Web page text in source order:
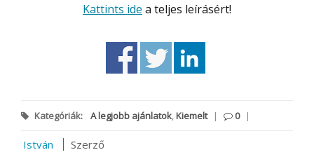
Kattints ide a teljes leírásért!
Kategóriák: A legjobb ajánlatok,Kiemelt | 0 |
István
Szerző